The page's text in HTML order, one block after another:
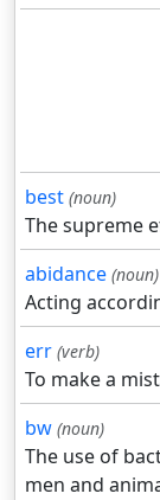
best (noun)
The supreme
abidance (noun)
Acting
err (verb)
To make a
bw (noun)
The use of
men and